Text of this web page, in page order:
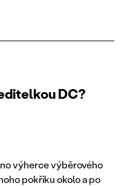
DC?
výherce výběrového
pokřiku okolo a po